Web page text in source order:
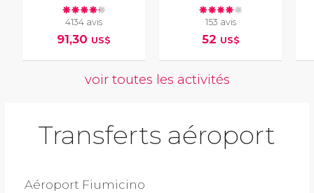
4134 avis
91,30 US$
153 avis
52 US$
voir toutes les activités
Transferts aéroport
Aéroport Fiumicino